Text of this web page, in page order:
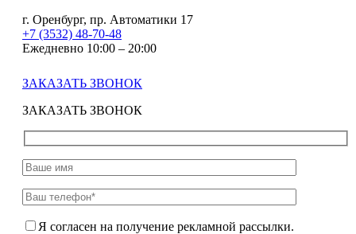
г. Оренбург, пр. Автоматики 17
+7 (3532) 48-70-48
Ежедневно 10:00 – 20:00
ЗАКАЗАТЬ ЗВОНОК
ЗАКАЗАТЬ ЗВОНОК
Я согласен на получение рекламной рассылки.